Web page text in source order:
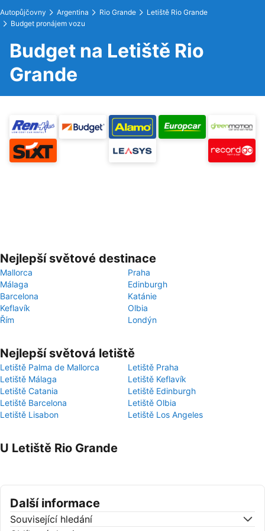
Autopůjčovny Argentina Rio Grande
Letiště Rio Grande
Budget pronájem vozu
Budget na Letiště Rio
Grande
Nejlepší světové destinace
Mallorca
Praha
Málaga
Edinburgh
Barcelona
Katánie
Keflavík
Olbia
Řím
Londýn
Nejlepší světová letiště
Letiště Palma de Mallorca
Letiště Praha
Letiště Málaga
Letiště Keflavík
Letiště Catania
Letiště Edinburgh
Letiště Barcelona
Letiště Olbia
Letiště Lisabon
Letiště Los Angeles
U Letiště Rio Grande
Další informace
Související hledání